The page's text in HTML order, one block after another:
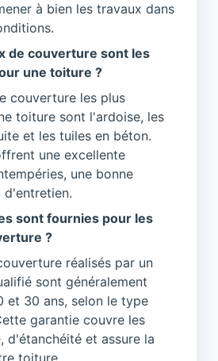
à bien les travaux dans
de couverture sont les
une toiture ?
couverture les plus
toiture sont l'ardoise, les
et les tuiles en béton.
une excellente
une bonne
d'entretien.
sont fournies pour les
?
réalisés par un
sont généralement
et 30 ans, selon le type
garantie couvre les
d'étanchéité et assure la
toiture.